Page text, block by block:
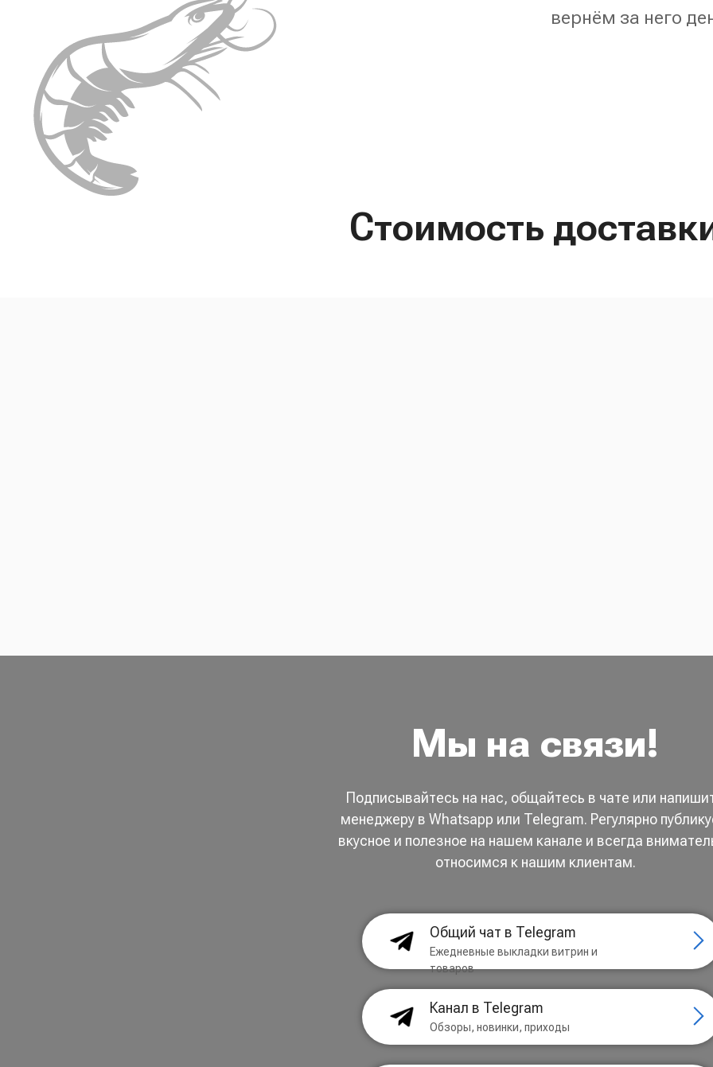
вернём за него
Стоимость
Мы на связи!
Подписывайтесь на нас, общайтесь в чате или
менеджеру в Whatsapp или Telegram. Регулярно
вкусное и полезное на нашем канале и всегда
относимся к нашим клиентам.
Общий чат в Telegram
Ежедневные выкладки витрин и
товаров
Канал в Telegram
Обзоры, новинки, приходы